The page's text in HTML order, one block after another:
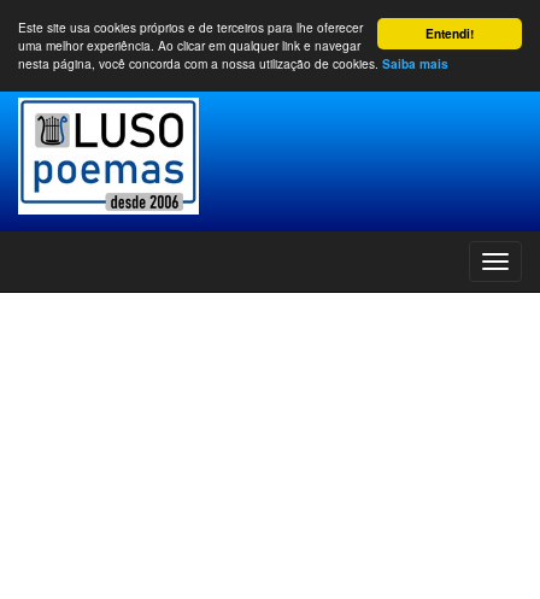
Entendi!
Este site usa cookies próprios e de terceiros para lhe oferecer
uma melhor experiência. Ao clicar em qualquer link e navegar
nesta página, você concorda com a nossa utilização de cookies. Saiba mais